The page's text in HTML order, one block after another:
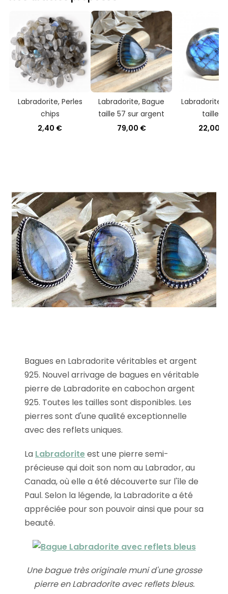
Labradorite, Perles
chips
2,40 €
Labradorite, Bague
taille 57 sur argent
79,00 €
Labradorite,
taille L
22,00 €
Bagues en Labradorite véritables et argent
925. Nouvel arrivage de bagues en véritable
pierre de Labradorite en cabochon argent
925. Toutes les tailles sont disponibles. Les
pierres sont d'une qualité exceptionnelle
avec des reflets uniques.
La Labradoriteest une pierre semi-
précieuse qui doit son nom au Labrador, au
Canada, où elle a été découverte sur l'île de
Paul. Selon la légende, la Labradorite a été
appréciée pour son pouvoir ainsi que pour sa
beauté.
Une bague très originale muni d'une grosse
pierre en Labradorite avec reflets bleus.